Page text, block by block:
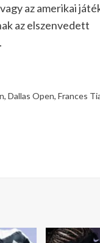
az amerikai
az elszenvedett
, Dallas Open, Frances